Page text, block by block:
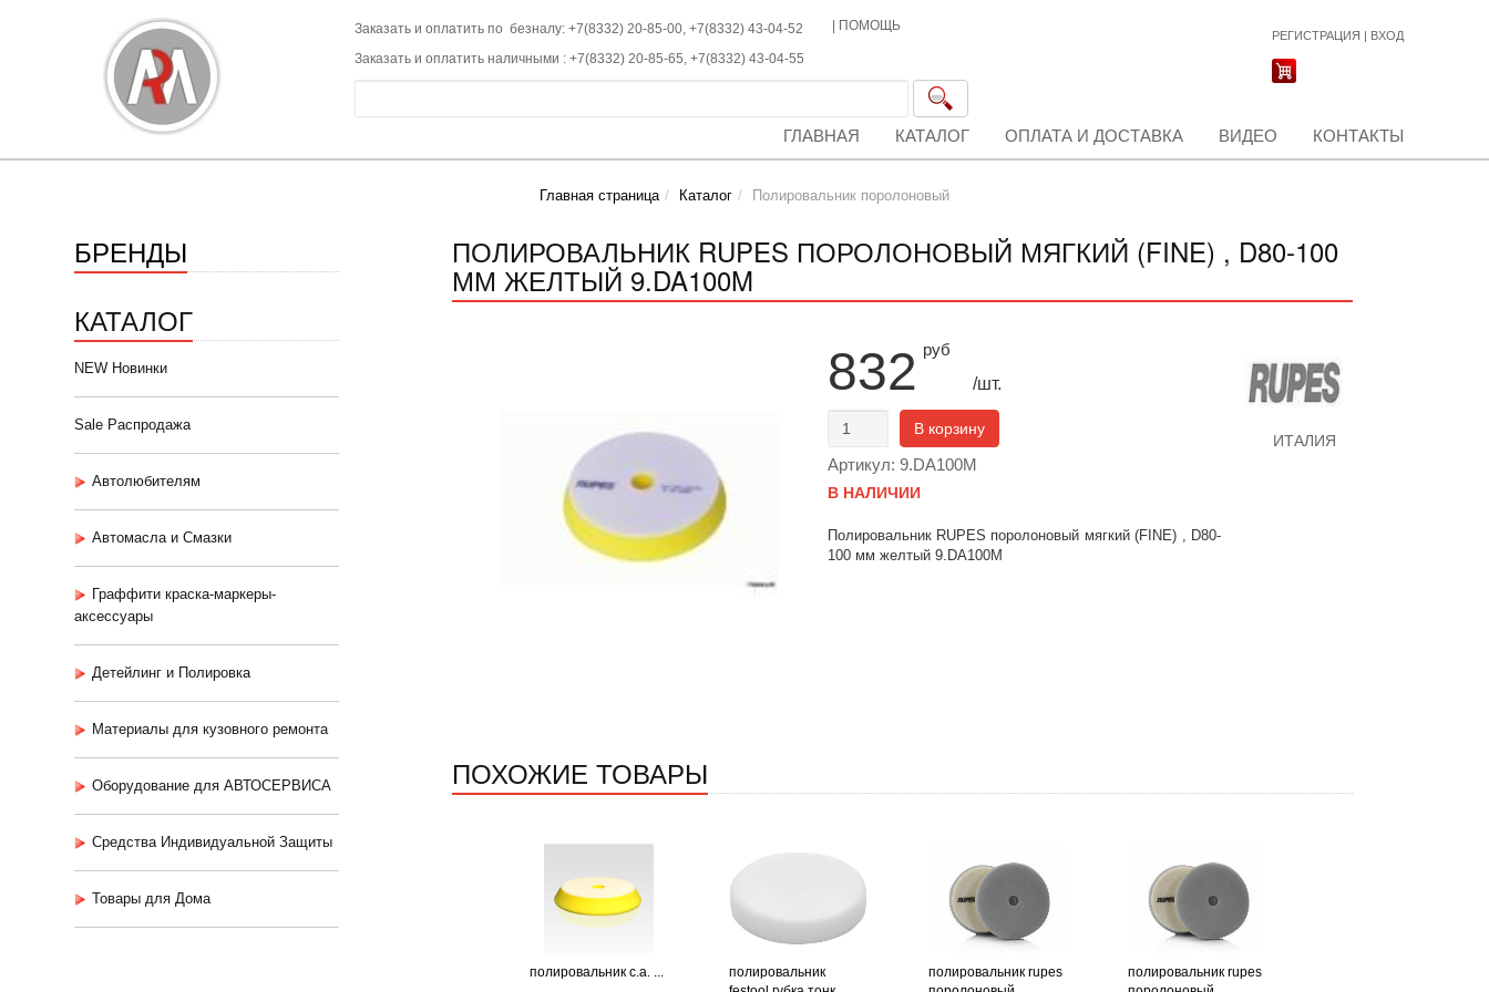
Заказать и оплатить по безналу: +7(8332) 20-85-00, +7(8332) 43-04-52
Заказать и оплатить наличными : +7(8332) 20-85-65, +7(8332) 43-04-55
ПОМОЩЬ
РЕГИСТРАЦИЯ | ВХОД
ГЛАВНАЯ КАТАЛОГ ОПЛАТА И ДОСТАВКА ВИДЕО КОНТАКТЫ
Главная страница Каталог Полировальник поролоновый
БРЕНДЫ
КАТАЛОГ
NEW Новинки
Sale Распродажа
Автолюбителям
Автомасла и Смазки
Граффити краска-маркеры-
аксессуары
Детейлинг и Полировка
Материалы для кузовного ремонта
Оборудование для АВТОСЕРВИСА
Средства Индивидуальной Защиты
Товары для Дома
ПОЛИРОВАЛЬНИК RUPES ПОРОЛОНОВЫЙ МЯГКИЙ (FINE) , D80-100
ММ ЖЕЛТЫЙ 9.DA100M
832 руб
/шт.
В корзину
Артикул: 9.DA100М
В НАЛИЧИИ
Полировальник RUPES поролоновый мягкий (FINE) , D80-
100 мм желтый 9.DA100M
ИТАЛИЯ
ПОХОЖИЕ ТОВАРЫ
полировальник c.a. ...
полировальник
полировальник rupes
полировальник rupes